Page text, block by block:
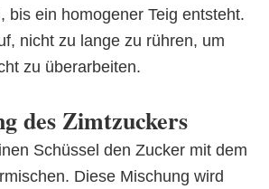
bis ein homogener Teig entsteht.
nicht zu lange zu rühren, um
zu überarbeiten.
des Zimtzuckers
Schüssel den Zucker mit dem
Diese Mischung wird